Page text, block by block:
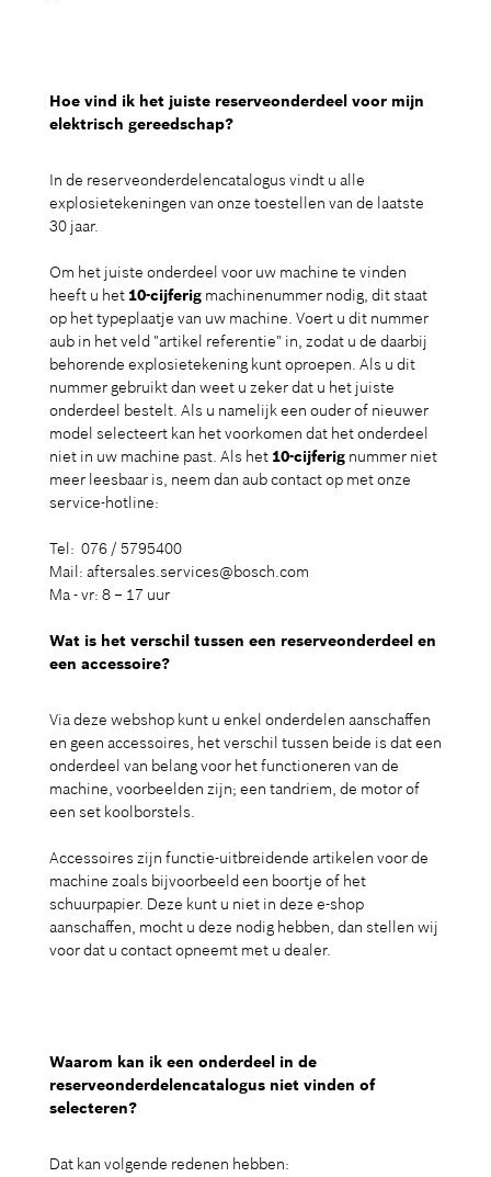
Hoe vind ik het juiste reserveonderdeel voor mijn
elektrisch gereedschap?
In de reserveonderdelencatalogus vindt u alle
explosietekeningen van onze toestellen van de laatste
30 jaar.
Om het juiste onderdeel voor uw machine te vinden
heeft u het 10-cijferig machinenummer nodig, dit staat
op het typeplaatje van uw machine. Voert u dit nummer
aub in het veld "artikel referentie" in, zodat u de daarbij
behorende explosietekening kunt oproepen. Als u dit
nummer gebruikt dan weet u zeker dat u het juiste
onderdeel bestelt. Als u namelijk een ouder of nieuwer
model selecteert kan het voorkomen dat het onderdeel
niet in uw machine past. Als het 10-cijferig nummer niet
meer leesbaar is, neem dan aub contact op met onze
service-hotline:
Tel: 076 / 5795400
Mail: aftersales.services@bosch.com
Ma - vr: 8 – 17 uur
Wat is het verschil tussen een reserveonderdeel en
een accessoire?
Via deze webshop kunt u enkel onderdelen aanschaffen
en geen accessoires, het verschil tussen beide is dat een
onderdeel van belang voor het functioneren van de
machine, voorbeelden zijn; een tandriem, de motor of
een set koolborstels.
Accessoires zijn functie-uitbreidende artikelen voor de
machine zoals bijvoorbeeld een boortje of het
schuurpapier. Deze kunt u niet in deze e-shop
aanschaffen, mocht u deze nodig hebben, dan stellen wij
voor dat u contact opneemt met u dealer.
Waarom kan ik een onderdeel in de
reserveonderdelencatalogus niet vinden of
selecteren?
Dat kan volgende redenen hebben: